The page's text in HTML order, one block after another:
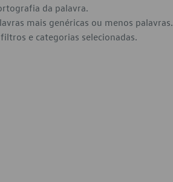
da palavra.
mais genéricas ou menos palavras.
e categorias selecionadas.